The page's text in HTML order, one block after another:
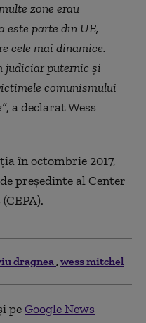
zone erau
este parte din UE,
cele mai dinamice.
judiciar puternic și
comunismului
, a declarat Wess
în octombrie 2017,
preşedinte al Center
dragnea wess mitchel
peGoogle News